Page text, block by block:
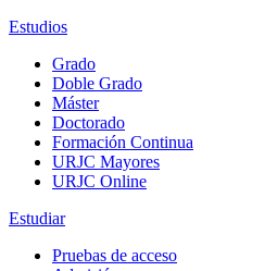
Estudios
Grado
Doble Grado
Máster
Doctorado
Formación Continua
URJC Mayores
URJC Online
Estudiar
Pruebas de acceso